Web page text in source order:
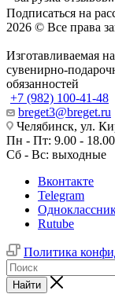
Подписаться на
2026 © Все права
Изготавливаемая
сувенирно-
обязанностей
+7 (982) 100-41-48
breget3@breget.ru
Челябинск, ул.
Пн - Пт: 9.00 -
Сб - Вс: выходные
Вконтакте
Telegram
Rutube
Политика
Найти